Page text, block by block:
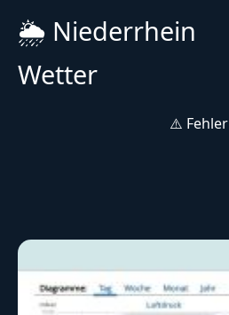
🌦️ Niederrhein
Wetter
⚠️ Fehler